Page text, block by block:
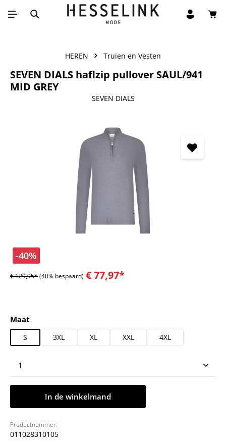
Ga naar de hoofdinhoud
HEREN Truien en Vesten
SEVEN DIALS haflzip pullover SAUL/941
MID GREY
SEVEN DIALS
-40%
€ 129,95*(40% bespaard) € 77,97*
Selecteer
Maat
S 3XL XL XXL 4XL
Producthoeveelheid: Voer de gewenste
In de winkelmand
Productnummer:
011028310105